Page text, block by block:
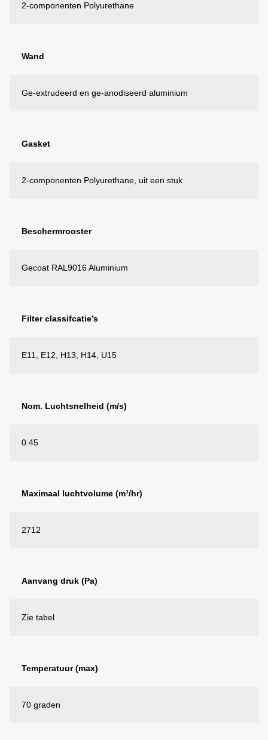
2-componenten Polyurethane
Wand
Ge-extrudeerd en ge-anodiseerd aluminium
Gasket
2-componenten Polyurethane, uit een stuk
Beschermrooster
Gecoat RAL9016 Aluminium
Filter classifcatie’s
E11, E12, H13, H14, U15
Nom. Luchtsnelheid (m/s)
0.45
Maximaal luchtvolume (m³/hr)
2712
Aanvang druk (Pa)
Zie tabel
Temperatuur (max)
70 graden